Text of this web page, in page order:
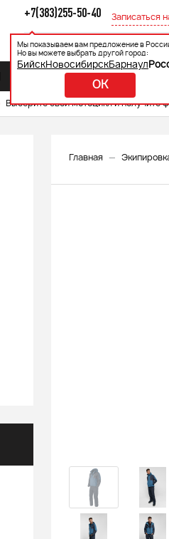
+7(383)255-50-40
Мы показываем вам предложение в
Но вы можете выбрать другой город:
БийскНовосибирскБарнаул
OK
Записаться
Каталог Акции Кредит
ЛОДОЧНЫЕ
Выберите свой мотоцикл и получите
Главная